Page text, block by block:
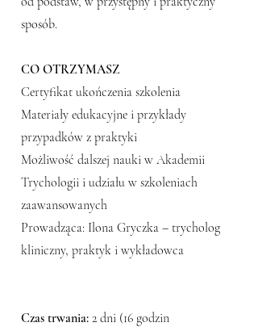
sposób.
CO OTRZYMASZ
Certyfikat ukończenia szkolenia
Materiały edukacyjne i przykłady
przypadków z praktyki
Możliwość dalszej nauki w Akademii
Trychologii i udziału w szkoleniach
zaawansowanych
Prowadząca: Ilona Gryczka – trycholog
kliniczny, praktyk i wykładowca
Czas trwania: 2 dni (16 godzin